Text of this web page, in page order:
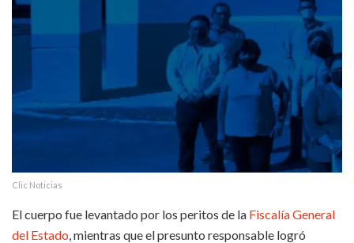
Clic Noticias
El cuerpo fue levantado por los peritos de la Fiscalía General
del Estado, mientras que el presunto responsable logró